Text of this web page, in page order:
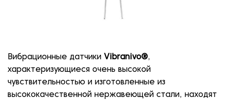
Вибрационные датчики Vibranivo®,
характеризующиеся очень высокой
чувствительностью и изготовленные из
высококачественной нержавеющей стали, находят